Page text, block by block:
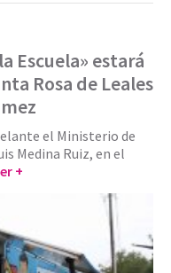
Escuela» estará
Rosa de Leales
el Ministerio de
Medina Ruiz, en el
+